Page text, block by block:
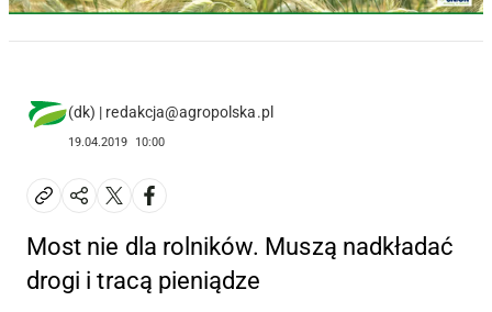
(dk) | redakcja@agropolska.pl
19.04.2019 10:00
Most nie dla rolników. Muszą nadkładać
drogi i tracą pieniądze